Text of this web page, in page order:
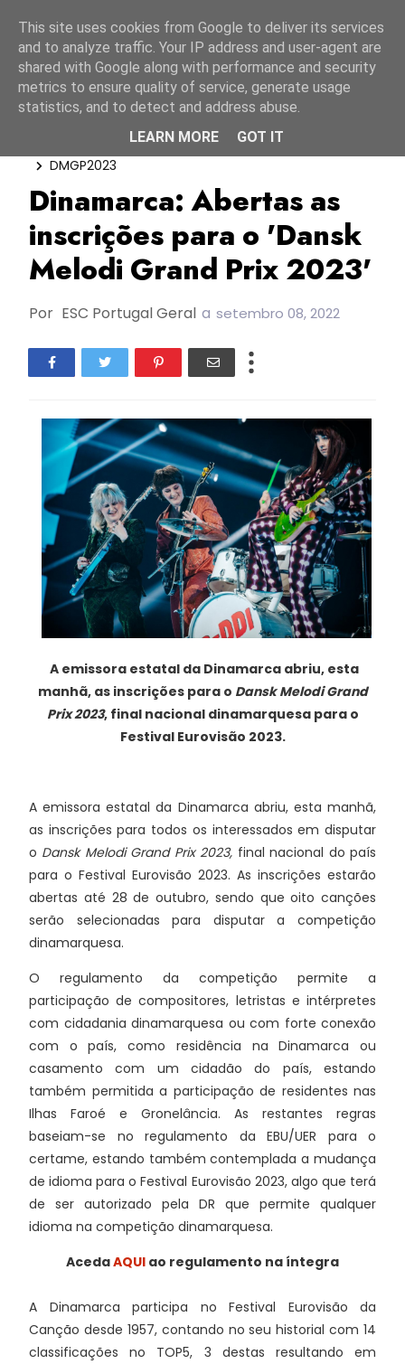
Dansk Melodi Grand Prix 2023
Dinamarca
DMGP2023
Dinamarca: Abertas as
inscrições para o 'Dansk
Melodi Grand Prix 2023'
Por ESC Portugal Geral a setembro 08, 2022
A emissora estatal da Dinamarca abriu, esta
manhã, as inscrições para o Dansk Melodi Grand
Prix 2023, final nacional dinamarquesa para o
Festival Eurovisão 2023.
A emissora estatal da Dinamarca abriu, esta manhã,
as inscrições para todos os interessados em disputar
o Dansk Melodi Grand Prix 2023, final nacional do país
para o Festival Eurovisão 2023. As inscrições estarão
abertas até 28 de outubro, sendo que oito canções
serão selecionadas para disputar a competição
dinamarquesa.
O regulamento da competição permite a
participação de compositores, letristas e intérpretes
com cidadania dinamarquesa ou com forte conexão
com o país, como residência na Dinamarca ou
casamento com um cidadão do país, estando
também permitida a participação de residentes nas
Ilhas Faroé e Gronelância. As restantes regras
baseiam-se no regulamento da EBU/UER para o
certame, estando também contemplada a mudança
de idioma para o Festival Eurovisão 2023, algo que terá
de ser autorizado pela DR que permite qualquer
idioma na competição dinamarquesa.
AcedaAQUI ao regulamento na íntegra
A Dinamarca participa no Festival Eurovisão da
Canção desde 1957, contando no seu historial com 14
classificações no TOP5, 3 destas resultando em
This site uses cookies from Google to deliver its services
and to analyze traffic. Your IP address and user-agent are
shared with Google along with performance and security
metrics to ensure quality of service, generate usage
statistics, and to detect and address abuse.
LEARN MORE
GOT IT